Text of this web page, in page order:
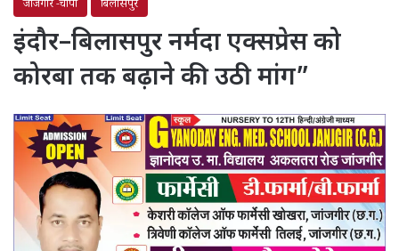
जाँजगीर -चाँपा बिलासपुर
इंदौर–बिलासपुर नर्मदा एक्सप्रेस को
कोरबा तक बढ़ाने की उठी मांग”